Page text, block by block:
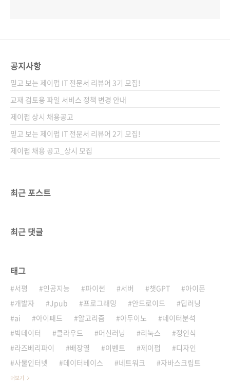
공지사항
믿고 보는 제이펍 IT 전문서 리뷰어 3기 모집!
교재 검토용 파일 서비스 정책 변경 안내
제이펍 상시 채용공고
믿고 보는 제이펍 IT 전문서 리뷰어 2기 모집!
제이펍 채용 공고_상시 모집
최근 포스트
최근 댓글
태그
서평 인공지능 파이썬 서버 챗GPT
아이폰
개발자
Jpub 프로그래밍 안드로이드
딥러닝
ai
아이패드 알고리즘 아두이노
데이터분석
빅데이터
클라우드 머신러닝 리눅스
정인식
라즈베리파이
배장열 이벤트 제이펍
디자인
사물인터넷
데이터베이스 네트워크 자바스크립트
더보기